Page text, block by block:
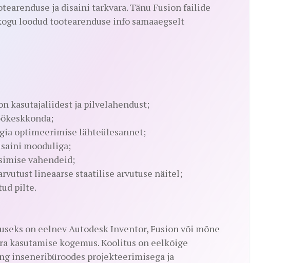
ja disaini tarkvara. Tänu Fusion failide
loodud tootearenduse info samaaegselt
kasutajaliidest ja pilvelahendust;
optimeerimise lähteülesannet;
mooduliga;
vahendeid;
lineaarse staatilise arvutuse näitel;
pilte.
on eelnev Autodesk Inventor, Fusion või mõne
kasutamise kogemus. Koolitus on eelkõige
inseneribüroodes projekteerimisega ja